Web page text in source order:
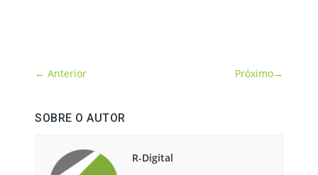
← Anterior Próximo→
SOBRE O AUTOR
R-Digital